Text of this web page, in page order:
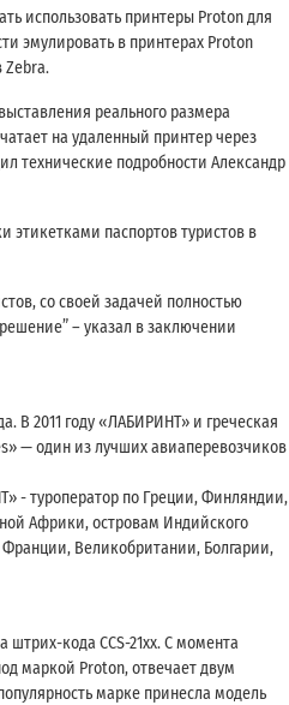
использовать принтеры Proton для
эмулировать в принтерах Proton
Zebra.
реального размера
на удаленный принтер через
технические подробности Александр
этикетками паспортов туристов в
со своей задачей полностью
– указал в заключении
В 2011 году «ЛАБИРИНТ» и греческая
— один из лучших авиаперевозчиков
- туроператор по Греции, Финляндии,
Африки, островам Индийского
Великобритании, Болгарии,
штрих-кода CCS-21xx. С момента
маркой Proton, отвечает двум
марке принесла модель